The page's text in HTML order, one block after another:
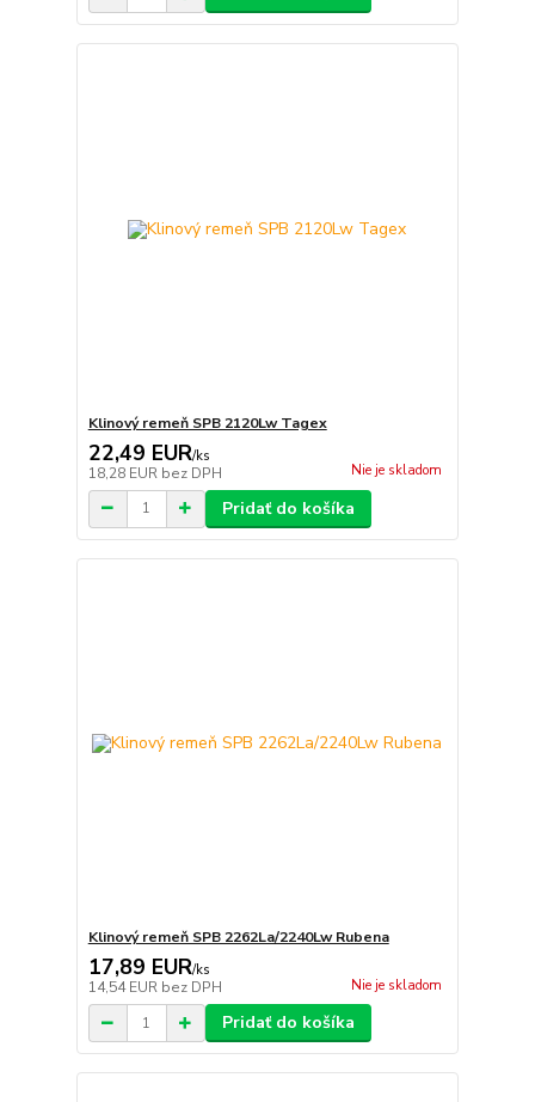
Klinový remeň SPB 2120Lw Tagex
22,49 EUR/ks
18,28 EUR bez DPH Nie je skladom
Pridať do košíka
Klinový remeň SPB 2262La/2240Lw Rubena
17,89 EUR/ks
14,54 EUR bez DPH Nie je skladom
Pridať do košíka